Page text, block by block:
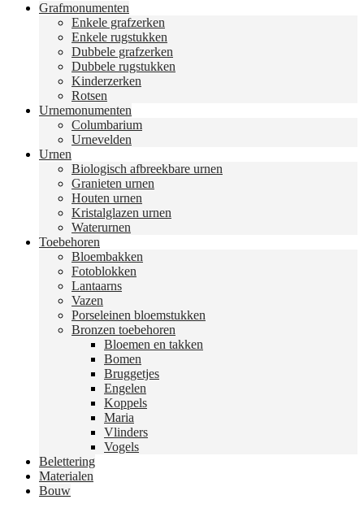
Grafmonumenten
Enkele grafzerken
Enkele rugstukken
Dubbele grafzerken
Dubbele rugstukken
Kinderzerken
Rotsen
Urnemonumenten
Columbarium
Urnevelden
Urnen
Biologisch afbreekbare urnen
Granieten urnen
Houten urnen
Kristalglazen urnen
Waterurnen
Toebehoren
Bloembakken
Fotoblokken
Lantaarns
Vazen
Porseleinen bloemstukken
Bronzen toebehoren
Bloemen en takken
Bomen
Bruggetjes
Engelen
Koppels
Maria
Vlinders
Vogels
Belettering
Materialen
Bouw